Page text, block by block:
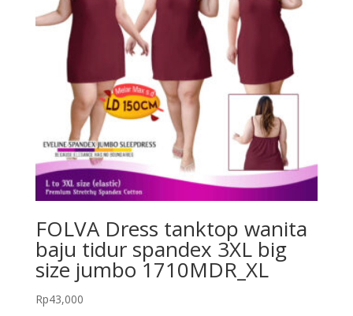
FOLVA Dress tanktop wanita
baju tidur spandex 3XL big
size jumbo 1710MDR_XL
Rp43,000